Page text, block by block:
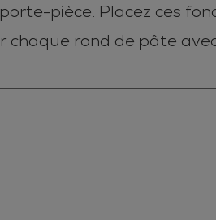
pièce. Placez ces
chaque rond de pâte